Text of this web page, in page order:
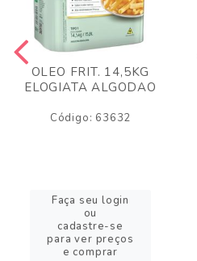
OLEO FRIT. 14,5KG
ELOGIATA ALGODAO
Código: 63632
Faça seu login
ou
cadastre-se
para ver preços
e comprar